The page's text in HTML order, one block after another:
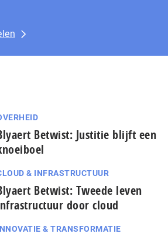
Betwist: Justitie blijft een
& INFRASTRUCTUUR
Betwist: Tweede leven
door cloud
& TRANSFORMATIE